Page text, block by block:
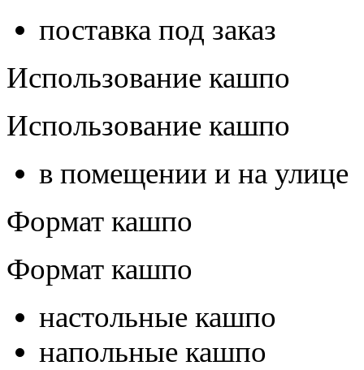
поставка под заказ
Использование кашпо
Использование кашпо
в помещении и на улице
Формат кашпо
Формат кашпо
настольные кашпо
напольные кашпо